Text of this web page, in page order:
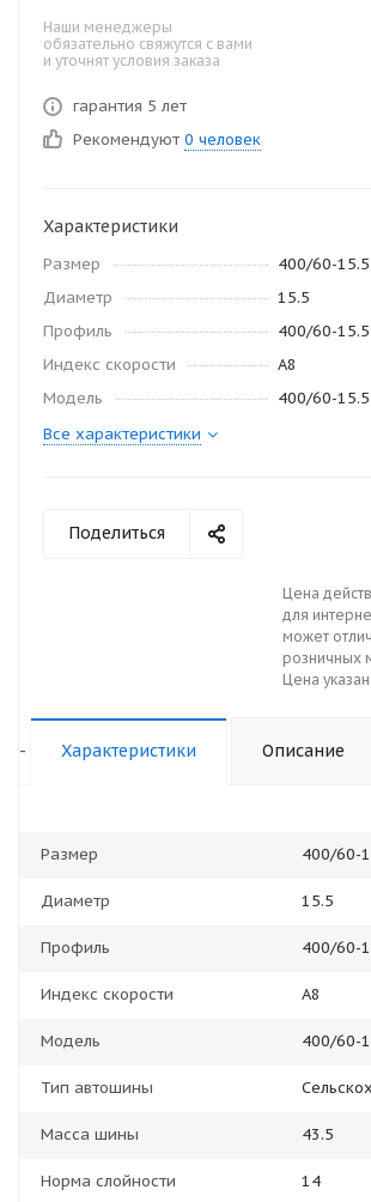
Наши менеджеры
обязательно свяжутся с вами
и уточнят условия заказа
гарантия 5 лет
Рекомендуют 0 человек
Характеристики
Размер
400/60-15.5
Диаметр
15.5
Профиль
400/60-15.5
Индекс скорости
A8
Модель
400/60-15.5
Все характеристики
Поделиться
Цена
для
может
розничных
Цена
- Характеристики Описание
Размер 400/60-
Диаметр 15.5
Профиль 400/60-
Индекс скорости A8
Модель 400/60-
Тип автошины
Масса шины 43.5
Норма слойности 14